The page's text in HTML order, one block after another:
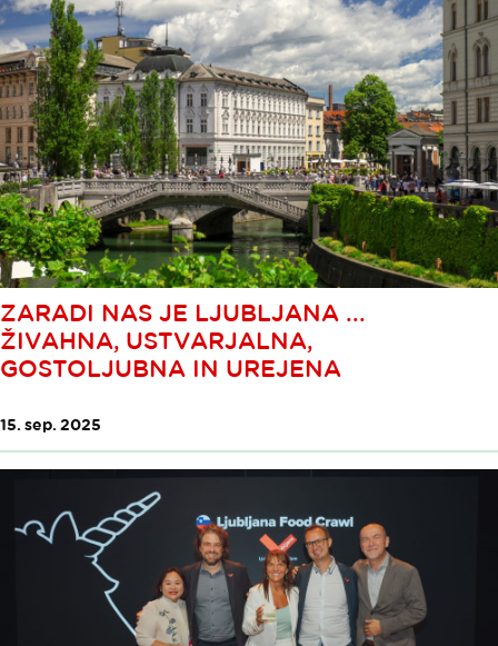
ZARADI NAS JE LJUBLJANA ...
ŽIVAHNA, USTVARJALNA,
GOSTOLJUBNA IN UREJENA
15. sep. 2025